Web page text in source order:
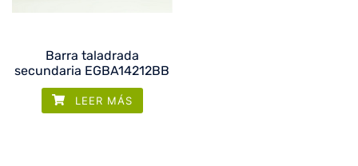
Barra taladrada
secundaria EGBA14212BB
LEER MÁS